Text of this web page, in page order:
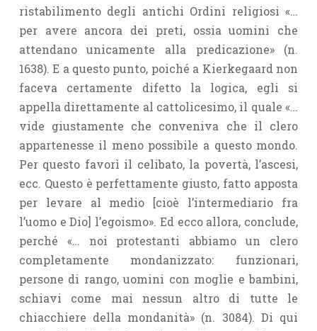
ristabilimento degli antichi Ordini religiosi «…
per avere ancora dei preti, ossia uomini che
attendano unicamente alla predicazione» (n.
1638). E a questo punto, poiché a Kierkegaard non
faceva certamente difetto la logica, egli si
appella direttamente al cattolicesimo, il quale «…
vide giustamente che conveniva che il clero
appartenesse il meno possibile a questo mondo.
Per questo favorì il celibato, la povertà, l’ascesi,
ecc. Questo è perfettamente giusto, fatto apposta
per levare al medio [cioè l’intermediario fra
l’uomo e Dio] l’egoismo». Ed ecco allora, conclude,
perché «… noi protestanti abbiamo un clero
completamente mondanizzato: funzionari,
persone di rango, uomini con moglie e bambini,
schiavi come mai nessun altro di tutte le
chiacchiere della mondanità» (n. 3084). Di qui